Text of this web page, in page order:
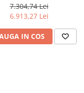
7.304,74 Lei
6.913,27 Lei
IN COS